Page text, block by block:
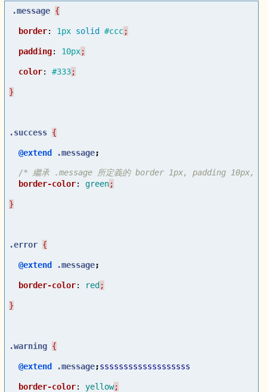
.message
border: 1px solid #ccc
padding: 10px
color: #333
.success
@extend .message;
border-color: green
.error
@extend .message;
border-color: red
.warning
@extend .message;sssssssssssssssssss
border-color: yellow